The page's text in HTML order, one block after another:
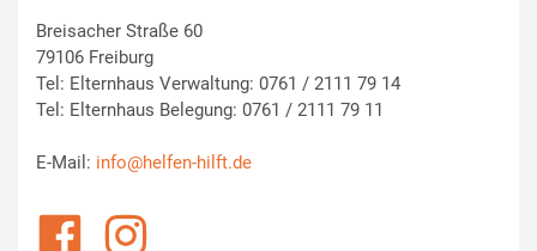
Breisacher Straße 60
79106 Freiburg
Tel: Elternhaus Verwaltung: 0761 / 2111 79 14
Tel: Elternhaus Belegung: 0761 / 2111 79 11
E-Mail: info@helfen-hilft.de